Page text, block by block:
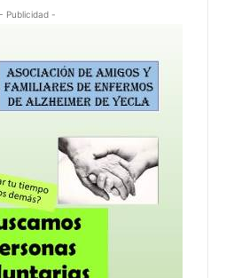
- Publicidad -